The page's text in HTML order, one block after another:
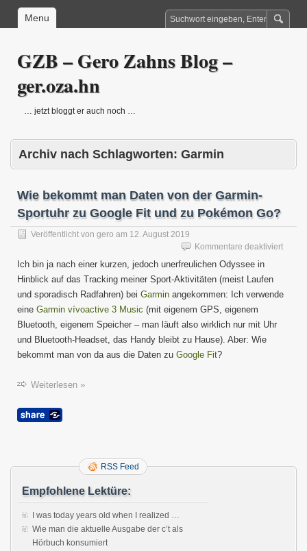
Menu
GZB – Gero Zahns Blog –
ger.oza.hn
… jetzt bloggt er auch noch …
Archiv nach Schlagworten: Garmin
Wie bekommt man Daten von der Garmin-
Sportuhr zu Google Fit und zu Pokémon Go?
Veröffentlicht von gero am 12. August 2019
Kommentare deaktiviertfür
Daten
Ich bin ja nach einer kurzen, jedoch unerfreulichen Odyssee in
Hinblick auf das Tracking meiner Sport-Aktivitäten (meist Laufen
und sporadisch Radfahren) bei Garmin angekommen: Ich verwende
eine Garmin vívoactive 3 Music (mit eigenem GPS, eigenem
Bluetooth, eigenem Speicher – man läuft also wirklich nur mit Uhr
und Bluetooth-Headset, das Handy bleibt zu Hause). Aber: Wie
bekommt man von da aus die Daten zu Google Fit?
Weiterlesen »
RSS Feed
Empfohlene Lektüre:
I was today years old when I realized …
Wie man die aktuelle Ausgabe der c’t als
Hörbuch konsumiert